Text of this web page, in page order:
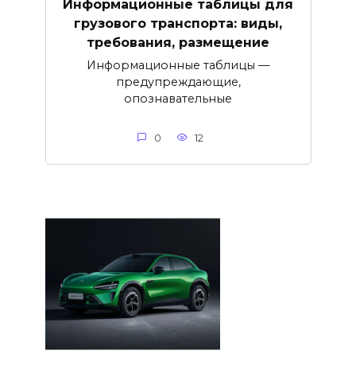
Информационные таблицы для
грузового транспорта: виды,
требования, размещение
Информационные таблицы —
предупреждающие,
опознавательные
0 12